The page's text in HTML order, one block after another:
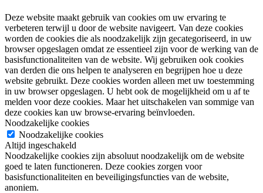
Deze website maakt gebruik van cookies om uw ervaring te
verbeteren terwijl u door de website navigeert. Van deze cookies
worden de cookies die als noodzakelijk zijn gecategoriseerd, in uw
browser opgeslagen omdat ze essentieel zijn voor de werking van de
basisfunctionaliteiten van de website. Wij gebruiken ook cookies
van derden die ons helpen te analyseren en begrijpen hoe u deze
website gebruikt. Deze cookies worden alleen met uw toestemming
in uw browser opgeslagen. U hebt ook de mogelijkheid om u af te
melden voor deze cookies. Maar het uitschakelen van sommige van
deze cookies kan uw browse-ervaring beïnvloeden.
Noodzakelijke cookies
Noodzakelijke cookies
Altijd ingeschakeld
Noodzakelijke cookies zijn absoluut noodzakelijk om de website
goed te laten functioneren. Deze cookies zorgen voor
basisfunctionaliteiten en beveiligingsfuncties van de website,
anoniem.